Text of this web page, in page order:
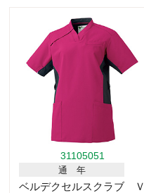
31105051
通 年
ベルデクセルスクラブ Ｖ